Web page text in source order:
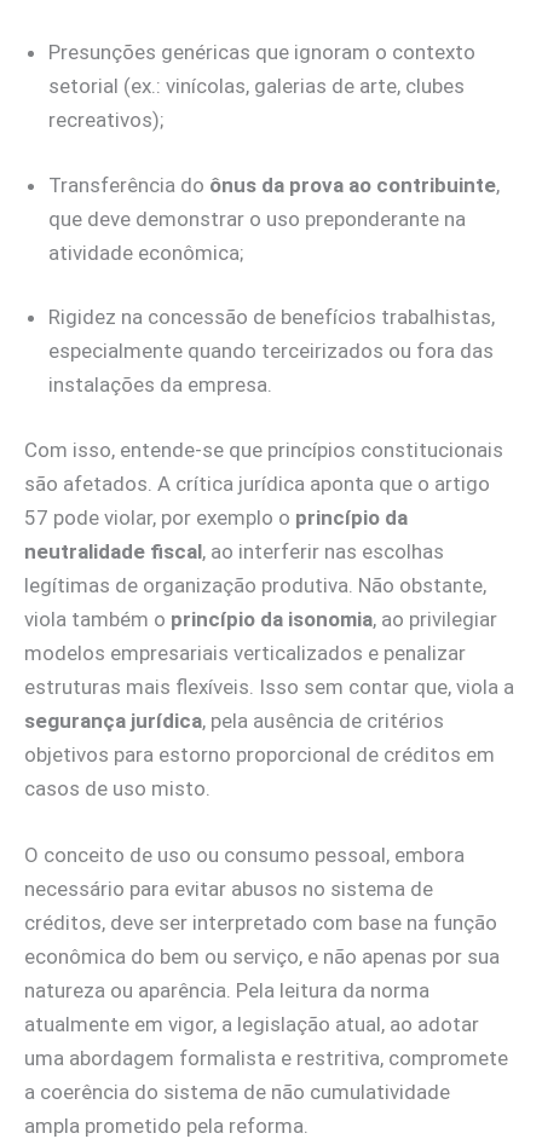
Presunções genéricas que ignoram o contexto
setorial (ex.: vinícolas, galerias de arte, clubes
recreativos);
Transferência do ônus da prova ao contribuinte,
que deve demonstrar o uso preponderante na
atividade econômica;
Rigidez na concessão de benefícios trabalhistas,
especialmente quando terceirizados ou fora das
instalações da empresa.
Com isso, entende-se que princípios constitucionais
são afetados. A crítica jurídica aponta que o artigo
57 pode violar, por exemplo o princípio da
neutralidade fiscal, ao interferir nas escolhas
legítimas de organização produtiva. Não obstante,
viola também o princípio da isonomia, ao privilegiar
modelos empresariais verticalizados e penalizar
estruturas mais flexíveis. Isso sem contar que, viola a
segurança jurídica, pela ausência de critérios
objetivos para estorno proporcional de créditos em
casos de uso misto.
O conceito de uso ou consumo pessoal, embora
necessário para evitar abusos no sistema de
créditos, deve ser interpretado com base na função
econômica do bem ou serviço, e não apenas por sua
natureza ou aparência. Pela leitura da norma
atualmente em vigor, a legislação atual, ao adotar
uma abordagem formalista e restritiva, compromete
a coerência do sistema de não cumulatividade
ampla prometido pela reforma.